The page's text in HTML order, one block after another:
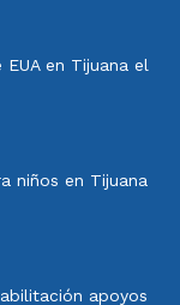
en Tijuana el
niños en Tijuana
apoyos